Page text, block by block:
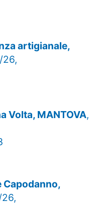
artigianale,
26,
Volta, MANTOVA,
Capodanno,